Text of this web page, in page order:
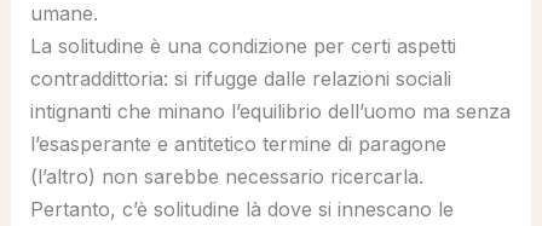
umane.
La solitudine è una condizione per certi aspetti
contraddittoria: si rifugge dalle relazioni sociali
intignanti che minano l’equilibrio dell’uomo ma senza
l’esasperante e antitetico termine di paragone
(l’altro) non sarebbe necessario ricercarla.
Pertanto, c’è solitudine là dove si innescano le